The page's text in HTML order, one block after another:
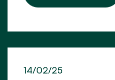
14/02/25